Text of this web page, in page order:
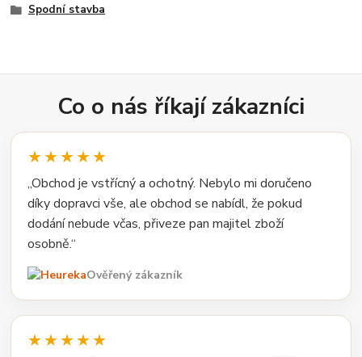
Spodní stavba
Co o nás říkají zákazníci
★★★★★
„Obchod je vstřícný a ochotný. Nebylo mi doručeno
díky dopravci vše, ale obchod se nabídl, že pokud
dodání nebude včas, přiveze pan majitel zboží
osobně.“
Ověřený zákazník
★★★★★